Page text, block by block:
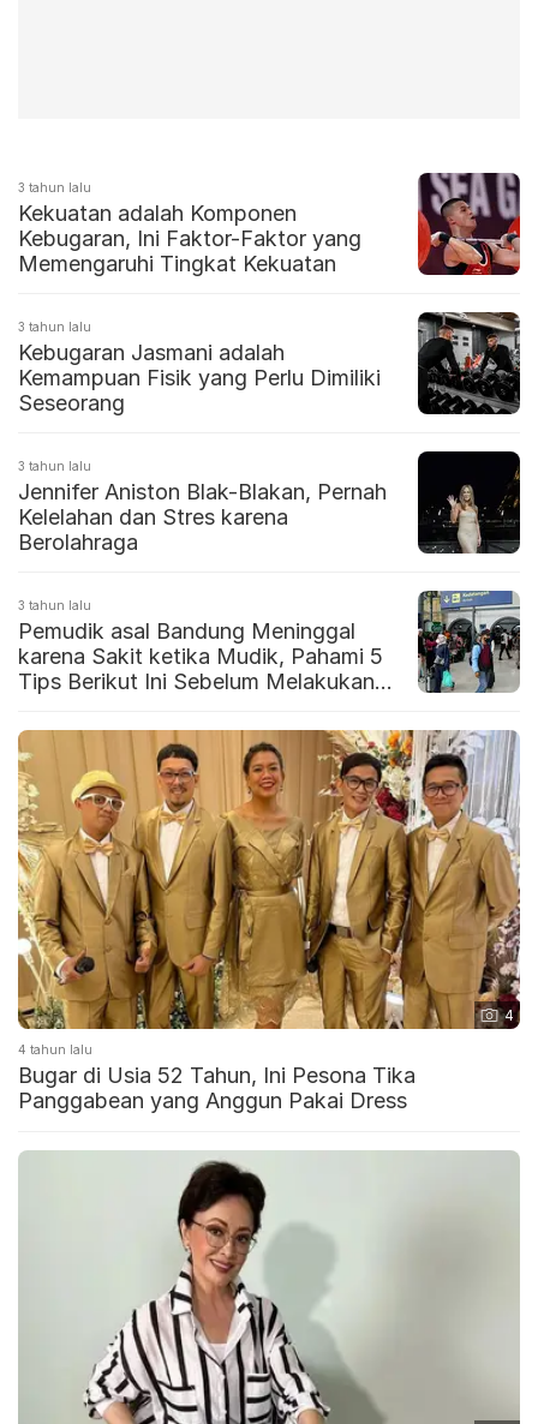
3 tahun lalu
Kekuatan adalah Komponen
Kebugaran, Ini Faktor-Faktor yang
Memengaruhi Tingkat Kekuatan
3 tahun lalu
Kebugaran Jasmani adalah
Kemampuan Fisik yang Perlu Dimiliki
Seseorang
3 tahun lalu
Jennifer Aniston Blak-Blakan, Pernah
Kelelahan dan Stres karena
Berolahraga
3 tahun lalu
Pemudik asal Bandung Meninggal
karena Sakit ketika Mudik, Pahami 5
Tips Berikut Ini Sebelum Melakukan
4
4 tahun lalu
Bugar di Usia 52 Tahun, Ini Pesona Tika
Panggabean yang Anggun Pakai Dress